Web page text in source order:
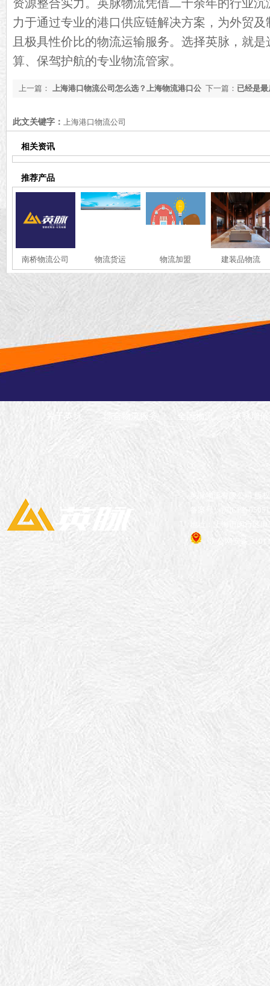
资源整合实力。英脉物流凭借二十余年的行业
力于通过专业的港口供应链解决方案，为外贸
且极具性价比的物流运输服务。选择英脉，就
算、保驾护航的专业物流管家。
下一篇： 已经是
上一篇： 上海港口物流公司怎么选？上海物流港口公
此文关键字： 上海港口物流公司
相关资讯
推荐产品
南桥物流公司 物流货运 物流加盟 建装品物流
关于英脉 综合物流服务
备案号：沪ICP备